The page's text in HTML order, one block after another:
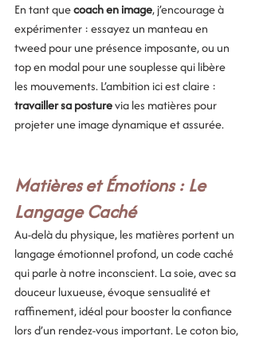
En tant que coach en image, j’encourage à
expérimenter : essayez un manteau en
tweed pour une présence imposante, ou un
top en modal pour une souplesse qui libère
les mouvements. L’ambition ici est claire :
travailler sa posture via les matières pour
projeter une image dynamique et assurée.
Matières et Émotions : Le
Langage Caché
Au-delà du physique, les matières portent un
langage émotionnel profond, un code caché
qui parle à notre inconscient. La soie, avec sa
douceur luxueuse, évoque sensualité et
raffinement, idéal pour booster la confiance
lors d’un rendez-vous important. Le coton bio,